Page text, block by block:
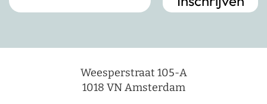
Weesperstraat 105-A
1018 VN Amsterdam